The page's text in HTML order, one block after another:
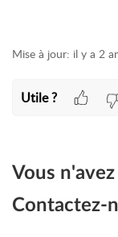
Mise à jour: il y a 2
Utile ?
Vous
Contactez-